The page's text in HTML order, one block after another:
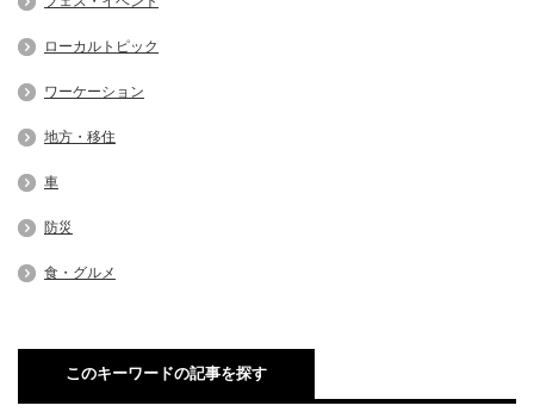
ローカルトピック
ワーケーション
地方・移住
車
防災
食・グルメ
このキーワードの記事を探す